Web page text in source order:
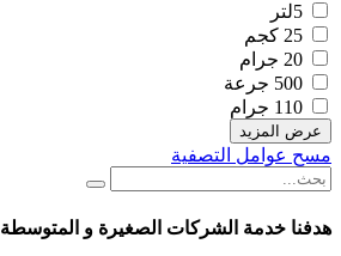
5لتر
25 كجم
20 جرام
500 جرعة
110 جرام
عرض المزيد
مسح عوامل التصفية
هدفنا خدمة الشركات الصغيرة و المتوسطة